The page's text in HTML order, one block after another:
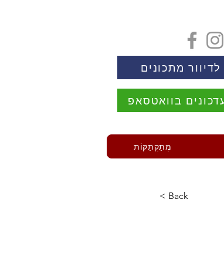
מתכונים
בוואטסאפ
מְתַקְתַּקּוֹת
< Back